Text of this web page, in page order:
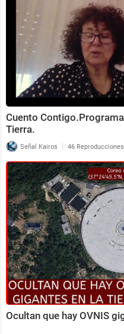
Cuento
Tierra.
Señal Kairos | 46 Reproducciones
Ocultan que hay OVNIS